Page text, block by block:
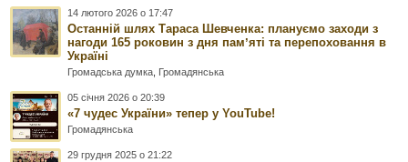
14 лютого 2026 о 17:47
Останній шлях Тараса Шевченка: плануємо заходи з
нагоди 165 роковин з дня памʼяті та перепоховання в
Україні
Громадська думка Громадянська
05 січня 2026 о 20:39
«7 чудес України» тепер у YouTube!
Громадянська
29 грудня 2025 о 21:22